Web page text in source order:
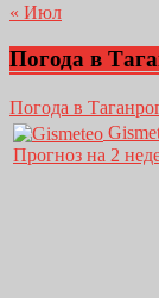
« Июл
Погода в
Погода в
Прогноз на 2